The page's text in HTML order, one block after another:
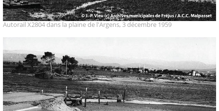
Autorail X2804 dans la plaine de l'Argens, 3 décembre 1959